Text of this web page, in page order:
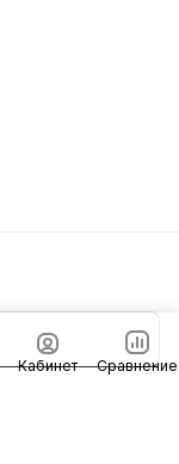
Кабинет Сравнение